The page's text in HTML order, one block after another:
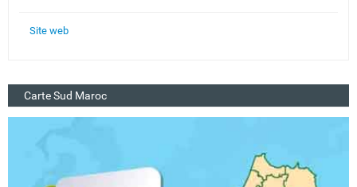
Site web
Carte Sud Maroc